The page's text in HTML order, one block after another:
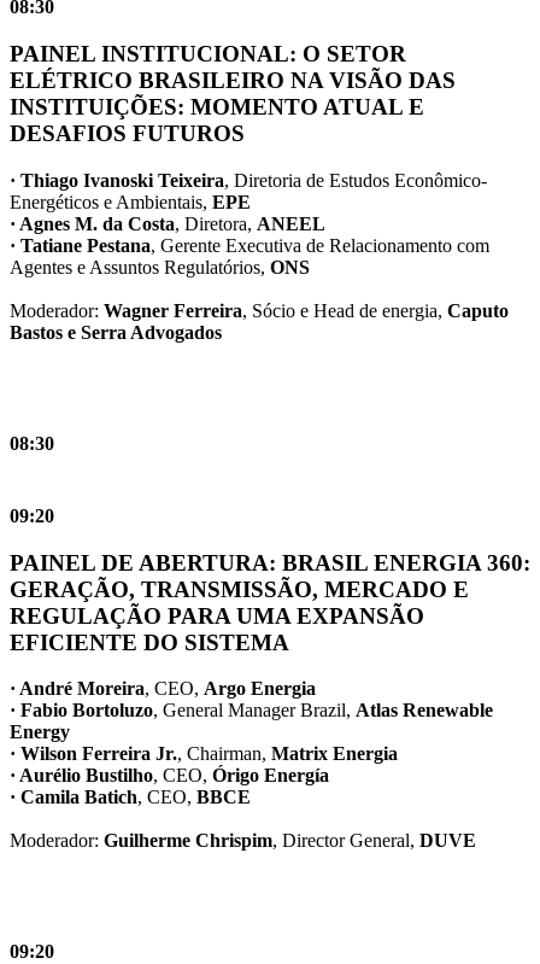
08:30
PAINEL INSTITUCIONAL: O SETOR
ELÉTRICO BRASILEIRO NA VISÃO DAS
INSTITUIÇÕES: MOMENTO ATUAL E
DESAFIOS FUTUROS
· Thiago Ivanoski Teixeira, Diretoria de Estudos Econômico-
Energéticos e Ambientais, EPE
· Agnes M. da Costa, Diretora, ANEEL
· Tatiane Pestana, Gerente Executiva de Relacionamento com
Agentes e Assuntos Regulatórios, ONS
Moderador: Wagner Ferreira, Sócio e Head de energia, Caputo
Bastos e Serra Advogados
08:30
09:20
PAINEL DE ABERTURA: BRASIL ENERGIA 360:
GERAÇÃO, TRANSMISSÃO, MERCADO E
REGULAÇÃO PARA UMA EXPANSÃO
EFICIENTE DO SISTEMA
· André Moreira, CEO, Argo Energia
· Fabio Bortoluzo, General Manager Brazil, Atlas Renewable
Energy
· Wilson Ferreira Jr., Chairman, Matrix Energia
· Aurélio Bustilho, CEO, Órigo Energía
· Camila Batich, CEO, BBCE
Moderador: Guilherme Chrispim, Director General, DUVE
09:20